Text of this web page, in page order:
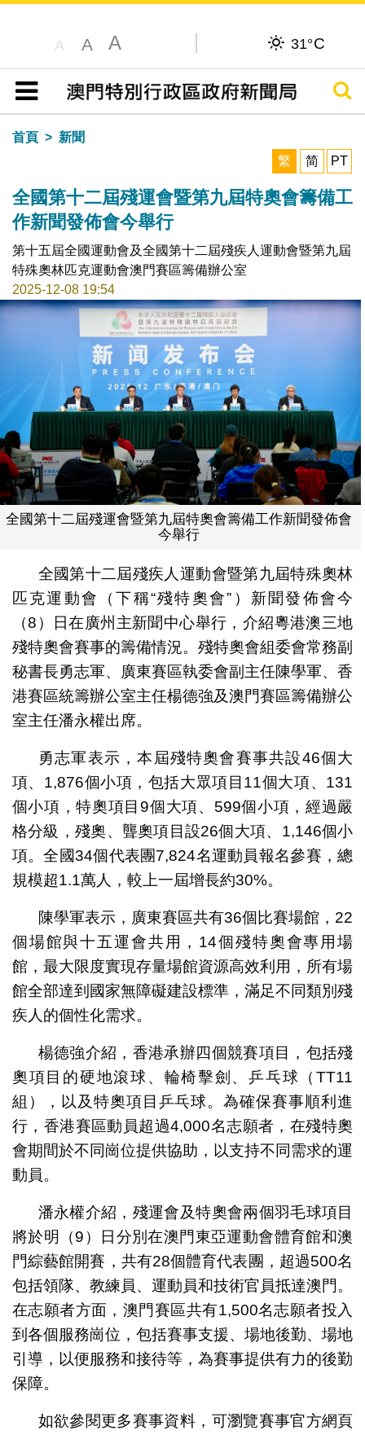
A A A 31°C
目錄
搜尋
首頁
新聞
繁
简 PT
全國第十二屆殘運會暨第九屆特奧會籌備工
作新聞發佈會今舉行
第十五屆全國運動會及全國第十二屆殘疾人運動會暨第九屆
特殊奧林匹克運動會澳門賽區籌備辦公室
2025-12-08 19:54
全國第十二屆殘運會暨第九屆特奧會籌備工作新聞發佈會
今舉行
全國第十二屆殘疾人運動會暨第九屆特殊奧林
匹克運動會（下稱“殘特奧會”）新聞發佈會今
（8）日在廣州主新聞中心舉行，介紹粵港澳三地
殘特奧會賽事的籌備情況。殘特奧會組委會常務副
秘書長勇志軍、廣東賽區執委會副主任陳學軍、香
港賽區統籌辦公室主任楊德強及澳門賽區籌備辦公
室主任潘永權出席。
勇志軍表示，本屆殘特奧會賽事共設46個大
項、1,876個小項，包括大眾項目11個大項、131
個小項，特奧項目9個大項、599個小項，經過嚴
格分級，殘奧、聾奧項目設26個大項、1,146個小
項。全國34個代表團7,824名運動員報名參賽，總
規模超1.1萬人，較上一屆增長約30%。
陳學軍表示，廣東賽區共有36個比賽場館，22
個場館與十五運會共用，14個殘特奧會專用場
館，最大限度實現存量場館資源高效利用，所有場
館全部達到國家無障礙建設標準，滿足不同類別殘
疾人的個性化需求。
楊德強介紹，香港承辦四個競賽項目，包括殘
奧項目的硬地滾球、輪椅擊劍、乒乓球（TT11
組），以及特奧項目乒乓球。為確保賽事順利進
行，香港賽區動員超過4,000名志願者，在殘特奧
會期間於不同崗位提供協助，以支持不同需求的運
動員。
潘永權介紹，殘運會及特奧會兩個羽毛球項目
將於明（9）日分別在澳門東亞運動會體育館和澳
門綜藝館開賽，共有28個體育代表團，超過500名
包括領隊、教練員、運動員和技術官員抵達澳門。
在志願者方面，澳門賽區共有1,500名志願者投入
到各個服務崗位，包括賽事支援、場地後勤、場地
引導，以便服務和接待等，為賽事提供有力的後勤
保障。
如欲參閱更多賽事資料，可瀏覽賽事官方網頁